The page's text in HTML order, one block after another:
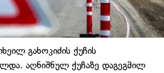
გახოკიძის ქუჩის
აღნიშნულ ქუჩაზე დაგეგმილ